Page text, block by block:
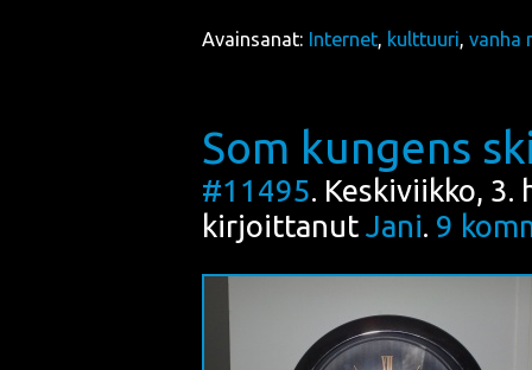
Avainsanat: Internet, kulttuuri, vanha
Som kungens
#11495. Keskiviikko,
kirjoittanut Jani. 9